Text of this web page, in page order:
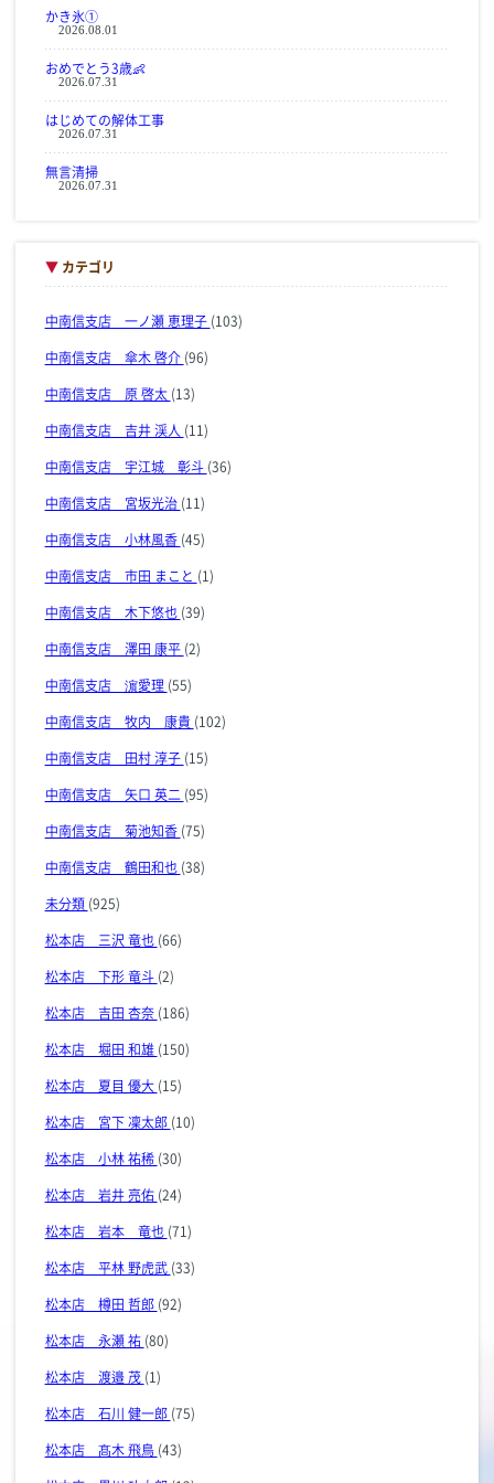
かき氷①
2026.08.01
おめでとう3歳👶
2026.07.31
はじめての解体工事
2026.07.31
無言清掃
2026.07.31
▼カテゴリ
中南信支店 一ノ瀬 恵理子 (103)
中南信支店 傘木 啓介 (96)
中南信支店 原 啓太 (13)
中南信支店 吉井 渓人 (11)
中南信支店 宇江城 彰斗 (36)
中南信支店 宮坂光治 (11)
中南信支店 小林風香 (45)
中南信支店 市田 まこと (1)
中南信支店 木下悠也 (39)
中南信支店 澤田 康平 (2)
中南信支店 濵愛理 (55)
中南信支店 牧内 康貴 (102)
中南信支店 田村 淳子 (15)
中南信支店 矢口 英二 (95)
中南信支店 菊池知香 (75)
中南信支店 鶴田和也 (38)
未分類 (925)
松本店 三沢 竜也 (66)
松本店 下形 竜斗 (2)
松本店 吉田 杏奈 (186)
松本店 堀田 和雄 (150)
松本店 夏目 優大 (15)
松本店 宮下 凜太郎 (10)
松本店 小林 祐稀 (30)
松本店 岩井 亮佑 (24)
松本店 岩本 竜也 (71)
松本店 平林 野虎武 (33)
松本店 樽田 哲郎 (92)
松本店 永瀬 祐 (80)
松本店 渡邉 茂 (1)
松本店 石川 健一郎 (75)
松本店 髙木 飛鳥 (43)